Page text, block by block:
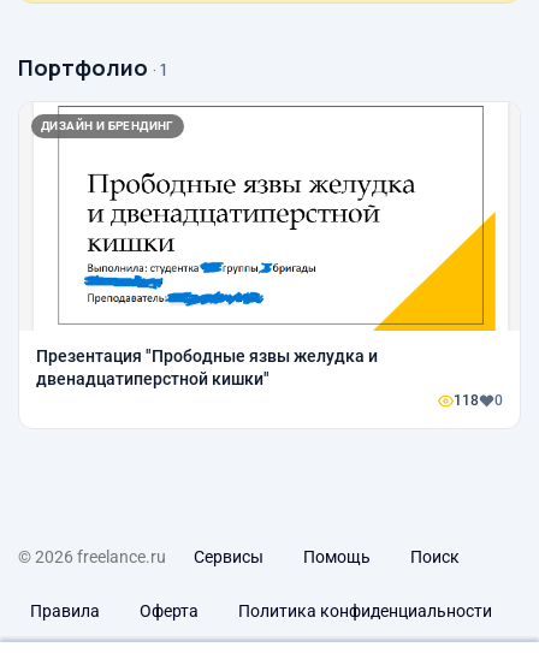
Портфолио · 1
ДИЗАЙН И БРЕНДИНГ
Презентация "Прободные язвы желудка и
двенадцатиперстной кишки"
118 0
© 2026 freelance.ru Сервисы Помощь Поиск
Правила Оферта Политика конфиденциальности